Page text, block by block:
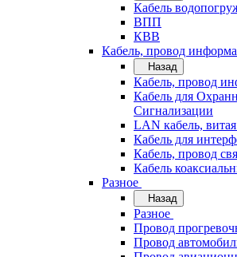
Кабель
ВПП
КВВ
Кабель, провод
Назад
Кабель, провод
Кабель для
Сигнализации
LAN кабель,
Кабель для
Кабель, провод
Кабель
Разное
Назад
Разное
Провод
Провод